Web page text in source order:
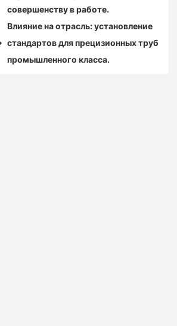
совершенству в работе.
Влияние на отрасль: установление
стандартов для прецизионных труб
промышленного класса.